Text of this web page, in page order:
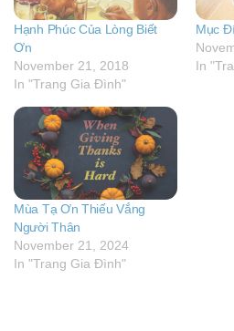
Hạnh Phúc Của Lòng Biết
Ơn
November 21, 2018
In "Trang Gia Đình"
Mục
In
Mùa Tạ Ơn Thiếu Vắng
Người Thân
November 21, 2024
In "Trang Gia Đình"